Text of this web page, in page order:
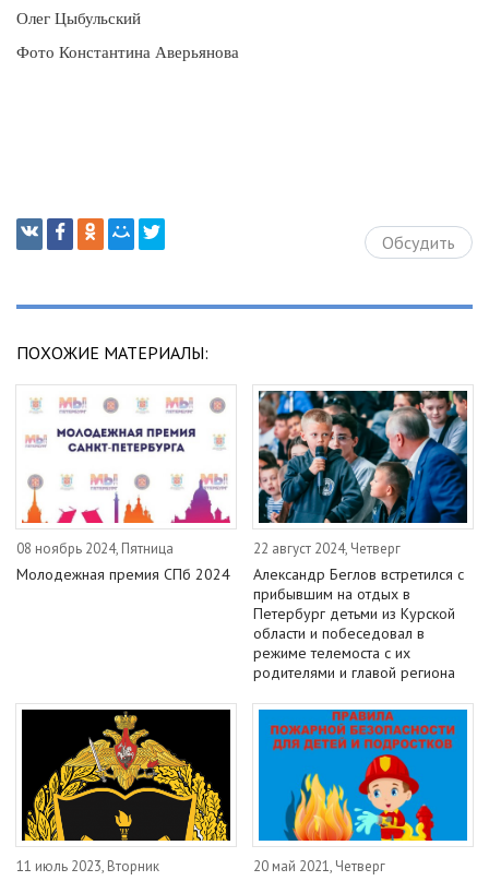
Олег Цыбульский
Фото Константина Аверьянова
Обсудить
ПОХОЖИЕ МАТЕРИАЛЫ:
08 ноябрь 2024, Пятница
Молодежная премия СПб 2024
22 август 2024, Четверг
Александр Беглов встретился с
прибывшим на отдых в
Петербург детьми из Курской
области и побеседовал в
режиме телемоста с их
родителями и главой региона
11 июль 2023, Вторник 20 май 2021, Четверг